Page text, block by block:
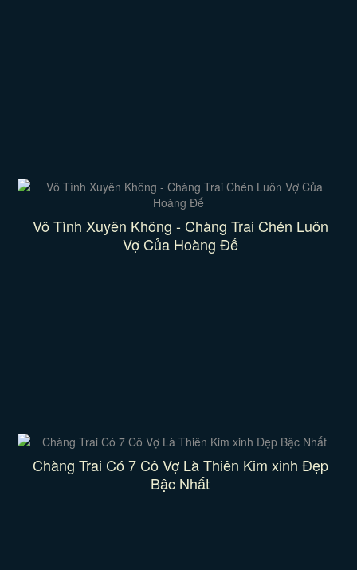
Vô Tình Xuyên Không - Chàng Trai Chén Luôn
Vợ Của Hoàng Đế
Chàng Trai Có 7 Cô Vợ Là Thiên Kim xinh Đẹp
Bậc Nhất